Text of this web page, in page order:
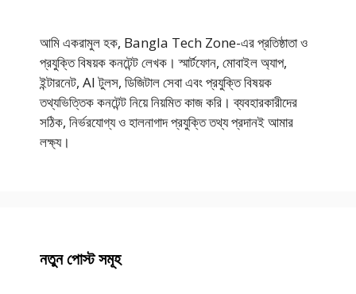
আমি একরামুল হক, Bangla Tech Zone-এর প্রতিষ্ঠাতা ও
প্রযুক্তি বিষয়ক কনটেন্ট লেখক। স্মার্টফোন, মোবাইল অ্যাপ,
ইন্টারনেট, AI টুলস, ডিজিটাল সেবা এবং প্রযুক্তি বিষয়ক
তথ্যভিত্তিক কনটেন্ট নিয়ে নিয়মিত কাজ করি। ব্যবহারকারীদের
সঠিক, নির্ভরযোগ্য ও হালনাগাদ প্রযুক্তি তথ্য প্রদানই আমার
লক্ষ্য।
নতুন পোস্ট সমূহ